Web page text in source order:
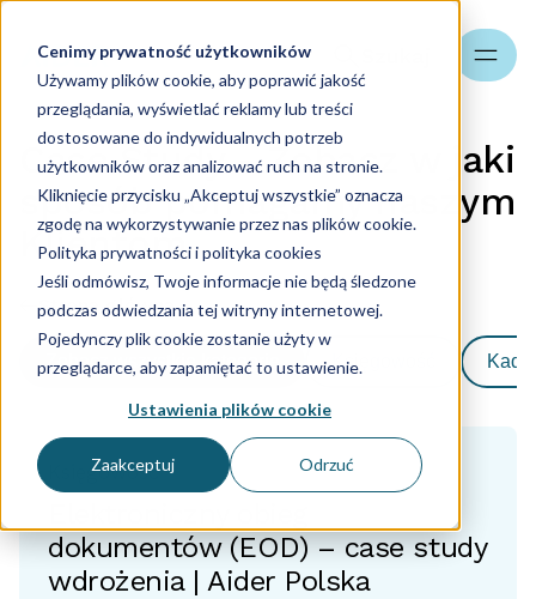
Cenimy prywatność użytkowników
Używamy plików cookie, aby poprawić jakość
przeglądania, wyświetlać reklamy lub treści
dostosowane do indywidualnych potrzeb
użytkowników oraz analizować ruch na stronie.
Kliknięcie przycisku „Akceptuj wszystkie” oznacza
zgodę na wykorzystywanie przez nas plików cookie.
Polityka prywatności i polityka cookies
Jeśli odmówisz, Twoje informacje nie będą śledzone
podczas odwiedzania tej witryny internetowej.
Pojedynczy plik cookie zostanie użyty w
przeglądarce, aby zapamiętać to ustawienie.
Ustawienia plików cookie
Zaakceptuj Odrzuć
Case Study - Zobacz w jaki
sposób pomagamy naszym
Klientom
Strona główna
Zobacz wszystkie kategorie Księgowość
Księgowość
dokumentów (EOD) – case study
wdrożenia | Aider Polska